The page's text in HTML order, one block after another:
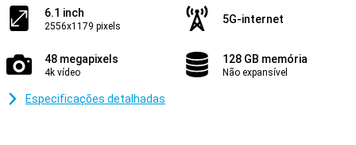
6.1 inch
2556x1179 pixels
5G-internet
48 megapixels
4k vídeo
128 GB memória
Não expansível
Especificações detalhadas